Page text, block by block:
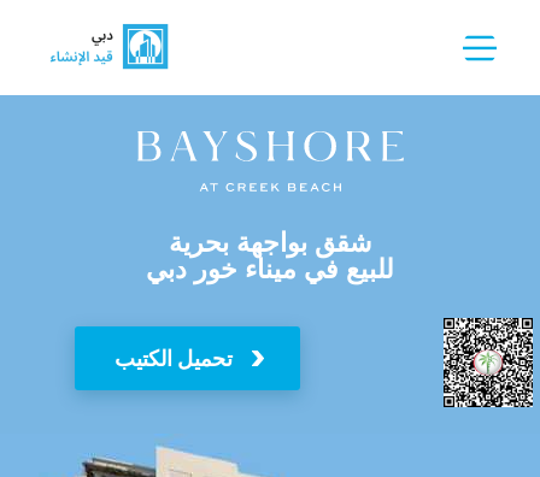
شقق بواجهة بحرية
للبيع في ميناء خور دبي
تحميل الكتيب